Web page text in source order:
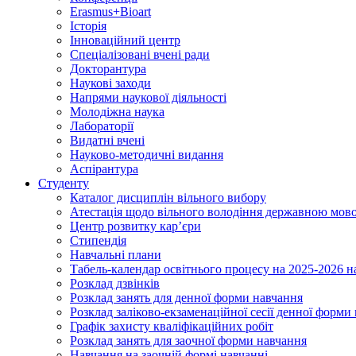
Erasmus+Bioart
Історія
Інноваційний центр
Спеціалізовані вчені ради
Докторантура
Наукові заходи
Напрями наукової діяльності
Молодіжна наука
Лабораторії
Видатні вчені
Науково-методичні видання
Аспірантура
Студенту
Каталог дисциплін вільного вибору
Атестація щодо вільного володіння державною
Центр розвитку кар’єри
Стипендія
Навчальні плани
Табель-календар освітнього процесу на 2025-2026
Розклад дзвінків
Розклад занять для денної форми навчання
Розклад заліково-екзаменаційної сесії денної
Графік захисту кваліфікаційних робіт
Розклад занять для заочної форми навчання